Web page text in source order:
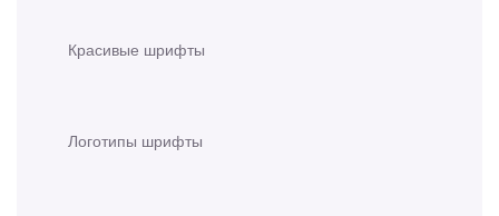
Красивые шрифты
Логотипы шрифты